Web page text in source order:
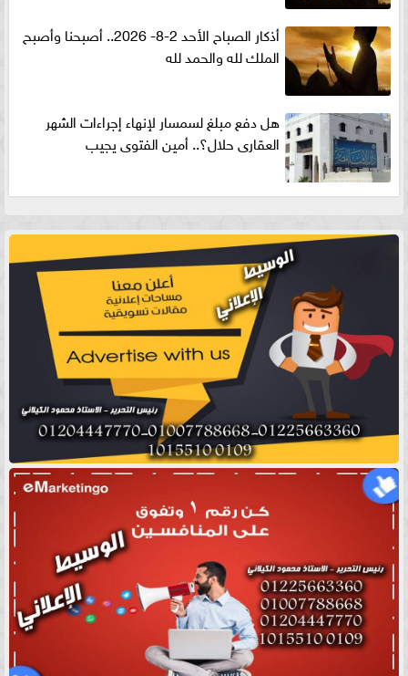
أذكار الصباح الأحد 2-8- 2026.. أصبحنا وأصبح
الملك لله والحمد لله
هل دفع مبلغ لسمسار لإنهاء إجراءات الشهر
العقارى حلال؟.. أمين الفتوى يجيب